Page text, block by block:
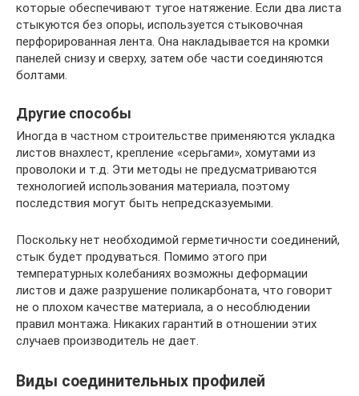
которые обеспечивают тугое натяжение. Если два листа
стыкуются без опоры, используется стыковочная
перфорированная лента. Она накладывается на кромки
панелей снизу и сверху, затем обе части соединяются
болтами.
Другие способы
Иногда в частном строительстве применяются укладка
листов внахлест, крепление «серьгами», хомутами из
проволоки и т.д. Эти методы не предусматриваются
технологией использования материала, поэтому
последствия могут быть непредсказуемыми.
Поскольку нет необходимой герметичности соединений,
стык будет продуваться. Помимо этого при
температурных колебаниях возможны деформации
листов и даже разрушение поликарбоната, что говорит
не о плохом качестве материала, а о несоблюдении
правил монтажа. Никаких гарантий в отношении этих
случаев производитель не дает.
Виды соединительных профилей